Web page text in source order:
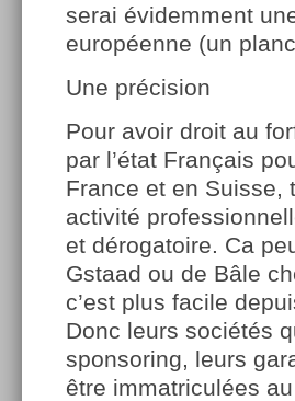
serai évidemment
européenne (un
Une précision
Pour avoir droit au
par l’état Français
France et en Suisse,
activité
et dérogatoire. Ca
Gstaad ou de Bâle
c’est plus facile
Donc leurs sociétés
sponsoring, leurs
être immatriculées